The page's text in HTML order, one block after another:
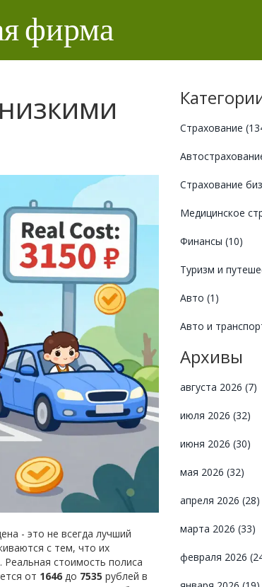
фирма
- это не всегда лучший
с тем, что их
стоимость полиса
от 1646 до 7535 рублей в
Страхование
Страхование
Медицинское
Финансы (10)
Туризм и
Авто (1)
Авто и
Архивы
августа 2026 (7)
июля 2026 (32)
июня 2026 (30)
мая 2026 (32)
апреля 2026 (28)
марта 2026 (33)
февраля 2026